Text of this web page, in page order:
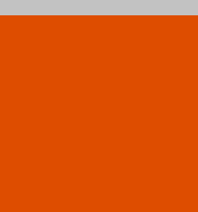
mail)